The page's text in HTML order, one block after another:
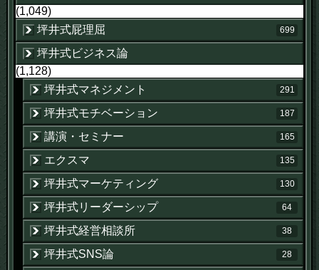
(1,049)
坪井式屁理屈
699
坪井式ビジネス論
(1,128)
坪井式マネジメント
291
坪井式モチベーション 187
講演・セミナー 165
エクスマ 135
坪井式マーケティング 130
坪井式リーダーシップ 64
坪井式経営相談所 38
坪井式SNS論 28